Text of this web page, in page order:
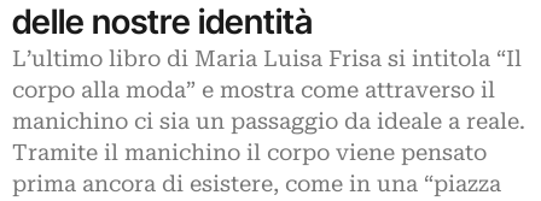
delle nostre identità
L’ultimo libro di Maria Luisa Frisa si intitola “Il
corpo alla moda” e mostra come attraverso il
manichino ci sia un passaggio da ideale a reale.
Tramite il manichino il corpo viene pensato
prima ancora di esistere, come in una “piazza